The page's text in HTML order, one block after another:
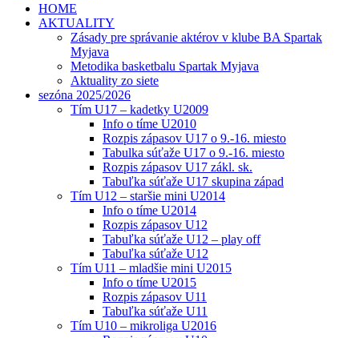
HOME
AKTUALITY
Zásady pre správanie aktérov v klube BA Spartak
Myjava
Metodika basketbalu Spartak Myjava
Aktuality zo siete
sezóna 2025/2026
Tím U17 – kadetky U2009
Info o tíme U2010
Rozpis zápasov U17 o 9.-16. miesto
Tabulka súťaže U17 o 9.-16. miesto
Rozpis zápasov U17 zákl. sk.
Tabuľka súťaže U17 skupina západ
Tím U12 – staršie mini U2014
Info o tíme U2014
Rozpis zápasov U12
Tabuľka súťaže U12 – play off
Tabuľka súťaže U12
Tím U11 – mladšie mini U2015
Info o tíme U2015
Rozpis zápasov U11
Tabuľka súťaže U11
Tím U10 – mikroliga U2016